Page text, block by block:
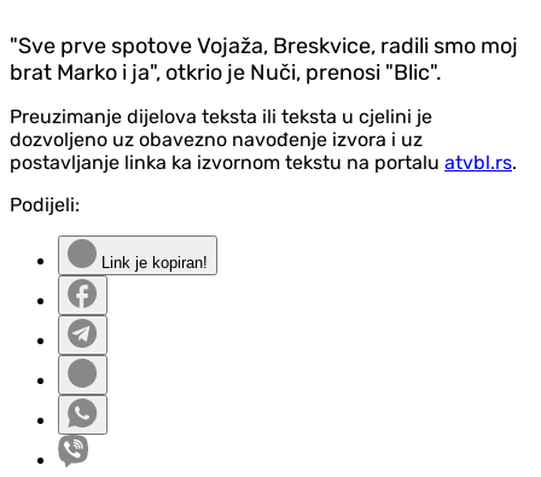
"Sve prve spotove Vojaža, Breskvice, radili smo moj
brat Marko i ja", otkrio je Nuči, prenosi "Blic".
Preuzimanje dijelova teksta ili teksta u cjelini je
dozvoljeno uz obavezno navođenje izvora i uz
postavljanje linka ka izvornom tekstu na portalu atvbl.rs.
Podijeli:
Link je kopiran!